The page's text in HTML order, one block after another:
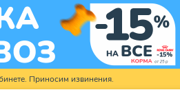
Приносим извинения.